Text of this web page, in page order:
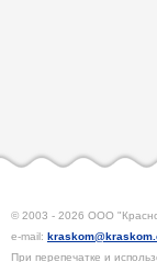
© 2003 - 2026 ООО
e-mail:
При перепечатке и